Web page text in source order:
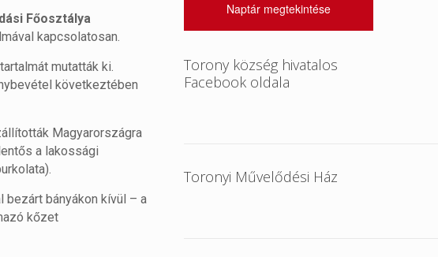
Főosztálya
kapcsolatosan.
mutatták ki.
következtében
Magyarországra
a lakossági
bezárt bányákon kívül – a
kőzet
Naptár megtekintése
Torony község hivatalos
Facebook oldala
Toronyi Művelődési Ház